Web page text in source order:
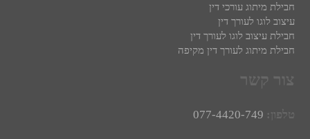
חבילת מיתוג עורכי דין
עיצוב לוגו לעורך דין
חבילת עיצוב לוגו לעורך דין
חבילת מיתוג לעורך דין מקיפה
צור קשר
טלפון: 077-4420-749